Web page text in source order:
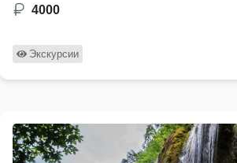
4000
Экскурсии